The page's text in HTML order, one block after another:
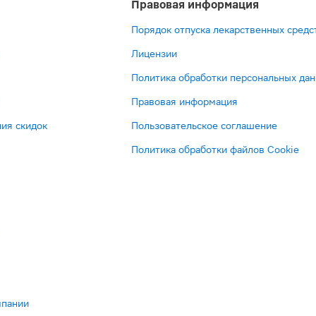
скидок
Правовая информация
Порядок отпуска лекарственных
Лицензии
Политика обработки персональных
Правовая информация
Пользовательское соглашение
Политика обработки файлов Cookie